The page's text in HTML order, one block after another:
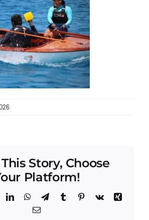
Story, Choose
Platform!
LinkedInWhatsApp
TelegramTumblrPinterest
Vk
Xing
Correo